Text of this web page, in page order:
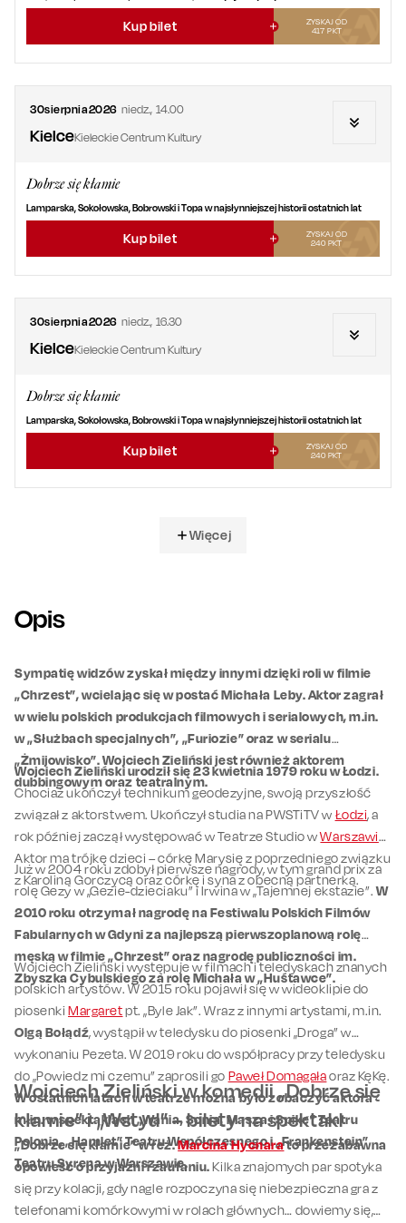
Kup bilet
ZYSKAJ OD
417 PKT
30sierpnia2026 niedz., 14.00
KielceKieleckie Centrum Kultury
Dobrze się kłamie
Lamparska, Sokołowska, Bobrowski i Topa w najsłynniejszej historii ostatnich lat
Kup bilet
ZYSKAJ OD
240 PKT
30sierpnia2026 niedz., 16.30
KielceKieleckie Centrum Kultury
Dobrze się kłamie
Lamparska, Sokołowska, Bobrowski i Topa w najsłynniejszej historii ostatnich lat
Kup bilet
ZYSKAJ OD
240 PKT
Więcej
Opis
Sympatię widzów zyskał między innymi dzięki roli w filmie
„Chrzest”, wcielając się w postać Michała Leby. Aktor zagrał
w wielu polskich produkcjach filmowych i serialowych, m.in.
w „Służbach specjalnych”, „Furiozie” oraz w serialu
„Żmijowisko”. Wojciech Zieliński jest również aktorem
dubbingowym oraz teatralnym.
Wojciech Zieliński urodził się 23 kwietnia 1979 roku w Łodzi.
Chociaż ukończył technikum geodezyjne, swoją przyszłość
związał z aktorstwem. Ukończył studia na PWSTiTV w Łodzi, a
rok później zaczął występować w Teatrze Studio wWarszawie
Aktor ma trójkę dzieci – córkę Marysię z poprzedniego związku
z Karoliną Gorczycą oraz córkę i syna z obecną partnerką.
Już w 2004 roku zdobył pierwsze nagrody, w tym grand prix za
rolę Gezy w „Gezie-dzieciaku” i Irwina w „Tajemnej ekstazie”.W
2010 roku otrzymał nagrodę na Festiwalu Polskich Filmów
Fabularnych w Gdyni za najlepszą pierwszoplanową rolę
męską w filmie „Chrzest” oraz nagrodę publiczności im.
Zbyszka Cybulskiego za rolę Michała w „Huśtawce”.
Wojciech Zieliński występuje w filmach i teledyskach znanych
polskich artystów. W 2015 roku pojawił się w wideoklipie do
piosenkiMargaretpt. „Byle Jak”. Wraz z innymi artystami, m.in.
Olgą Bołądź, wystąpił w teledysku do piosenki „Droga” w
wykonaniu Pezeta. W 2019 roku do współpracy przy teledysku
do „Powiedz mi czemu” zaprosili go Paweł Domagałaoraz KęKę.
W ostatnich latach w teatrze można było zobaczyć aktora
m.in. w spektaklach „Wania, Sonia, Masza i Spike” Teatru
Polonia, „Hamlet” Teatru Współczesnego i „Frankenstein”
Teatru Syrena w Warszawie.
Wojciech Zieliński w komedii „Dobrze się
kłamie” i „Wstyd” – bilety na spektakl
„Dobrze się kłamie” w reż.Marcina Hycnarato przezabawna
opowieść o przyjaźni i zaufaniu.Kilka znajomych par spotyka
się przy kolacji, gdy nagle rozpoczyna się niebezpieczna gra z
telefonami komórkowymi w rolach głównych… dowiemy się,